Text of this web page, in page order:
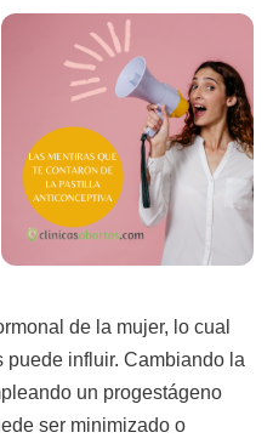
de la mujer, lo cual
puede influir. Cambiando la
un progestágeno
ser minimizado o